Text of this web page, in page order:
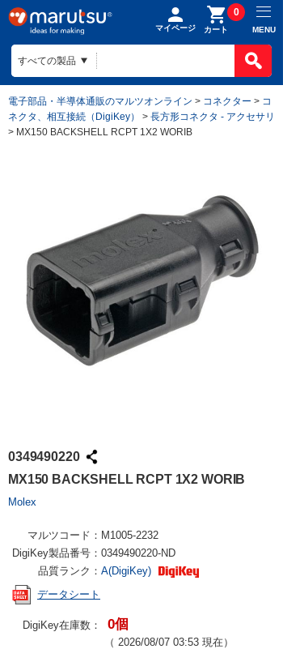
マイページ カート
0
MENU
電子部品・半導体通販のマルツオンライン > コネクター > コ
ネクタ、相互接続（DigiKey）
> 長方形コネクタ - アクセサリ
> MX150 BACKSHELL RCPT 1X2 WORIB
0349490220
MX150 BACKSHELL RCPT 1X2 WORIB
Molex
マルツコード： M1005-2232
DigiKey製品番号： 0349490220-ND
品質ランク： A(DigiKey)
データシート
DigiKey在庫数： 0個
（ 2026/08/07 03:53 現在）